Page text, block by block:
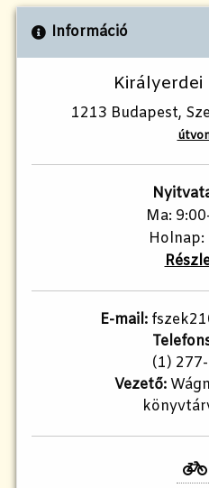
Információ
1213 Budapest,
Ma:
Holnap:
E-mail:
(1)
Vezető: